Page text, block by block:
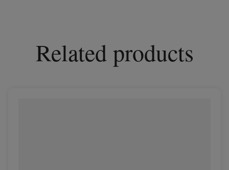
Related products